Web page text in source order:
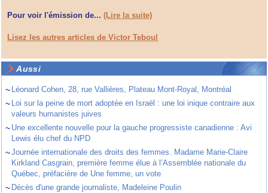
Pour voir l'émission de... (Lire la suite)
Lisez les autres articles de Victor Teboul
Aussi
~ Léonard Cohen, 28, rue Vallières, Plateau Mont-Royal, Montréal
~ Loi sur la peine de mort adoptée en Israël : une loi inique contraire aux
valeurs humanistes juives
~ Une excellente nouvelle pour la gauche progressiste canadienne : Avi
Lewis élu chef du NPD
~Journée internationale des droits des femmes. Madame Marie-Claire
Kirkland Casgrain, première femme élue à l’Assemblée nationale du
Québec, préfacière de Une femme, un vote
~ Décès d'une grande journaliste, Madeleine Poulin